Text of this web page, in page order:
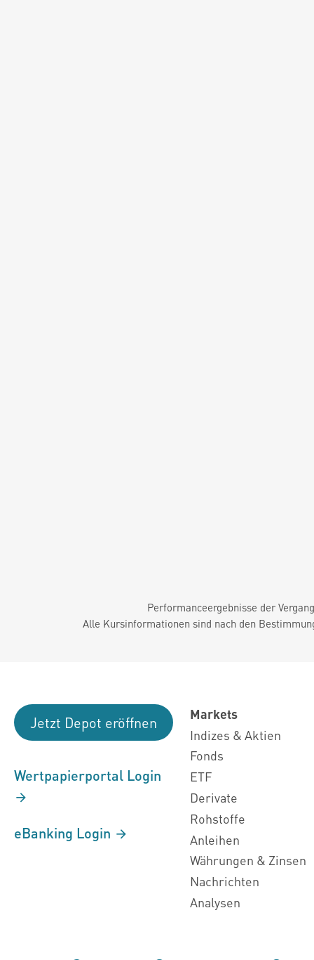
Performanceergebnisse der
Alle Kursinformationen sind nach den
Jetzt Depot eröffnen
Wertpapierportal Login
eBanking Login
Markets
Indizes & Aktien
Fonds
ETF
Derivate
Rohstoffe
Anleihen
Währungen & Zinsen
Nachrichten
Analysen